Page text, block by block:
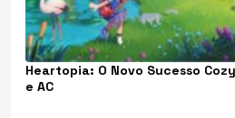
Heartopia: O Novo Sucesso
e AC